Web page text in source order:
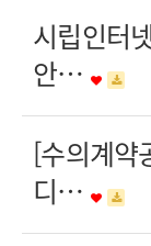
시립인터
안…
[수의계약
디…